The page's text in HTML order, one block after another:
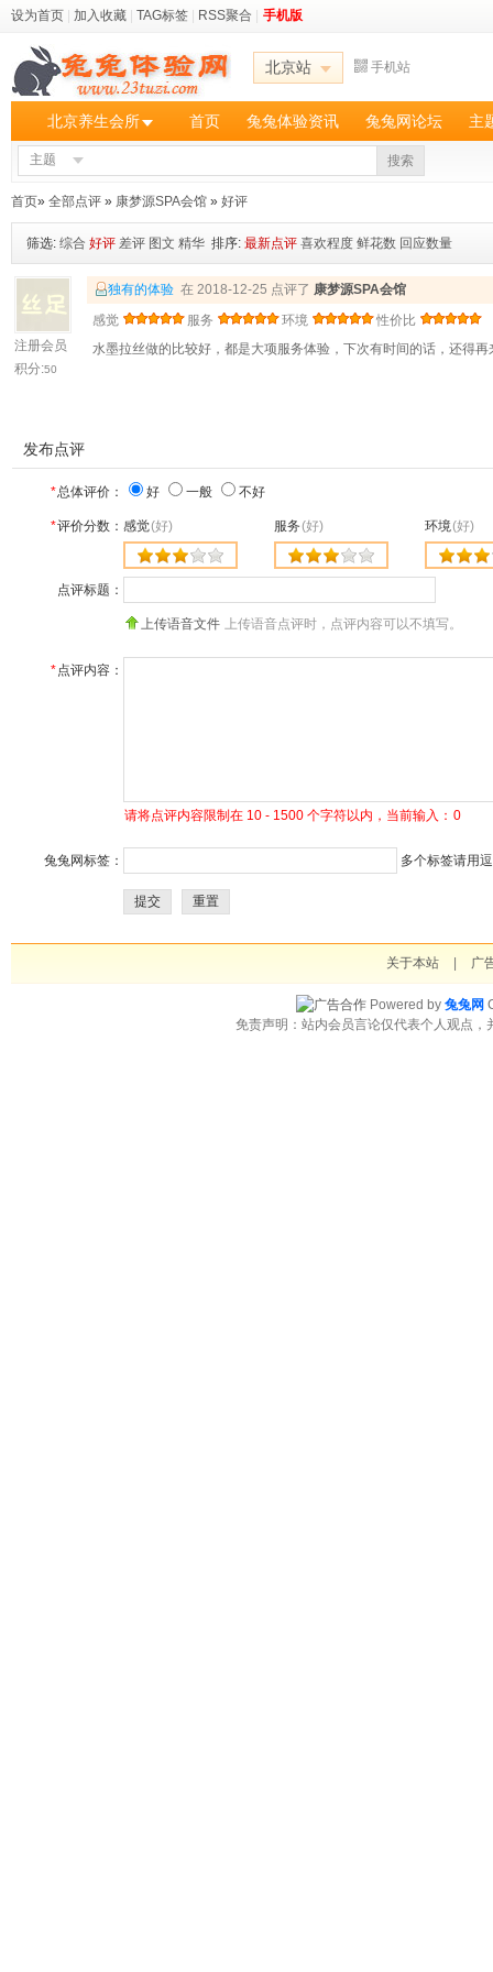
设为首页 加入收藏 TAG标签 RSS聚合 手机版
北京站 手机站
北京养生会所 首页 兔兔体验资讯 兔兔网论坛 主
主题 搜索
首页» 全部点评 » 康梦源SPA会馆 » 好评
筛选: 综合 好评 差评 图文 精华 排序: 最新点评 喜欢程度 鲜花数 回应数量
注册会员
积分:50
独有的体验 在 2018-12-25 点评了 康梦源SPA会馆
感觉
服务 环境
性价比
水墨拉丝做的比较好，都是大项服务体验，下次有时间的话，还得
发布点评
*总体评价： 好 一般 不好
*评价分数： 感觉(好) 服务(好) 环境(好)
点评标题：
上传语音文件 上传语音点评时，点评内容可以不填写。
*点评内容：
请将点评内容限制在 10 - 1500 个字符以内，当前输入： 0
兔兔网标签： 多个标签请用
提交 重置
关于本站 广
Powered by 兔兔网
免责声明：站内会员言论仅代表个人观点